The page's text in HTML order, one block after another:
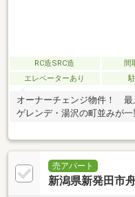
RC造SRC造 間
エレベーターあり
オーナーチェンジ物件！ 最
ゲレンデ・湯沢の町並みが一
売アパート
新潟県新発田市